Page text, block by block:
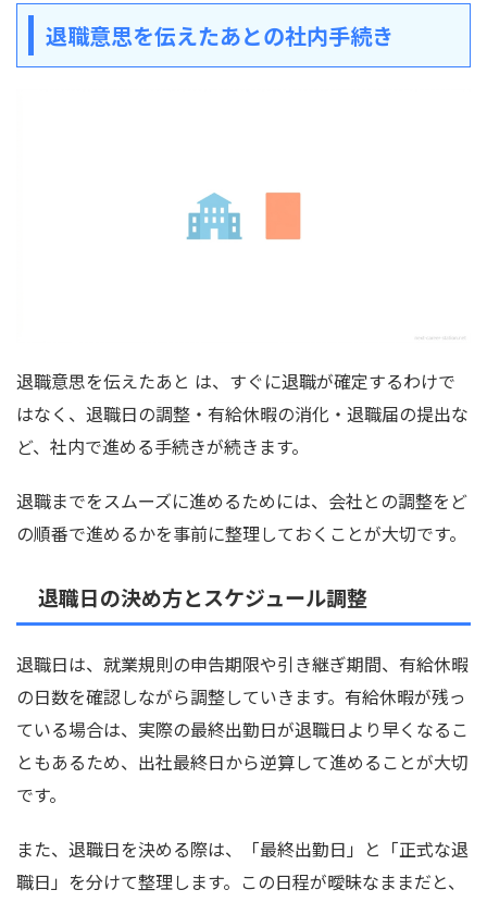
退職意思を伝えたあとの社内手続き
退職意思を伝えたあと は、すぐに退職が確定するわけで
はなく、退職日の調整・有給休暇の消化・退職届の提出な
ど、社内で進める手続きが続きます。
退職までをスムーズに進めるためには、会社との調整をど
の順番で進めるかを事前に整理しておくことが大切です。
退職日の決め方とスケジュール調整
退職日は、就業規則の申告期限や引き継ぎ期間、有給休暇
の日数を確認しながら調整していきます。有給休暇が残っ
ている場合は、実際の最終出勤日が退職日より早くなるこ
ともあるため、出社最終日から逆算して進めることが大切
です。
また、退職日を決める際は、「最終出勤日」と「正式な退
職日」を分けて整理します。この日程が曖昧なままだと、